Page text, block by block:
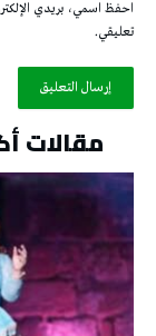
احفظ اسمي، بريدي
تعليقي.
مقالات